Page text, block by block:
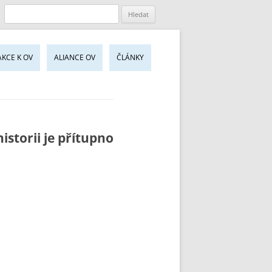
K OV ALIANCE OV ČLÁNKY
je přítupno